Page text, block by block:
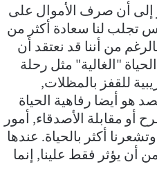
أن صرف الأموال على
تجلب لنا سعادة أكثر من
من أننا قد نعتقد أن
"الغالية" مثل رحلة
للقفز بالمظلات,
هو أيضا رفاهية الحياة
أو مقابلة الأصدقاء, أمور
أكثر بالحياة. عندها
من أن يؤثر فقط علينا, إنما